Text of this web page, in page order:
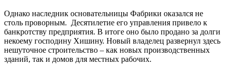
Однако наследник основательницы Фабрики оказался не
столь проворным. Десятилетие его управления привело к
банкротству предприятия. В итоге оно было продано за долги
некоему господину Хишину. Новый владелец развернул здесь
нешуточное строительство – как новых производственных
зданий, так и домов для местных рабочих.